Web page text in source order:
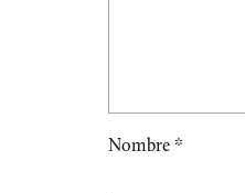
Nombre *